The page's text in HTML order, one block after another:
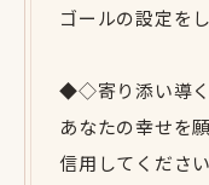
ゴールの設定を
◆◇寄り添い導
あなたの幸せを
信用してくださ